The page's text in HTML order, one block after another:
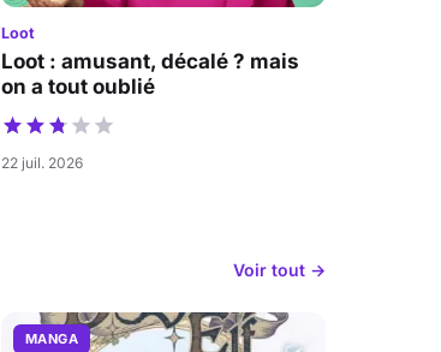
Loot
Loot : amusant, décalé ? mais
on a tout oublié
22 juil. 2026
Voir tout →
MANGA